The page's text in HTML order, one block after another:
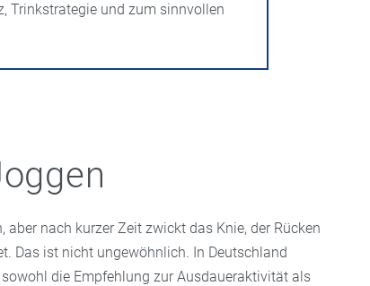
Trinkstrategie und zum sinnvollen
nach kurzer Zeit zwickt das Knie, der Rücken
Das ist nicht ungewöhnlich. In Deutschland
die Empfehlung zur Ausdaueraktivität als